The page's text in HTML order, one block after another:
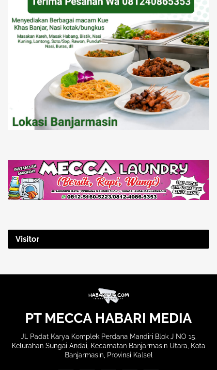
Visitor
PT MECCA HABARI MEDIA
JL Padat Karya Komplek Perdana Mandiri Blok J NO 15,
Kelurahan Sungai Andai, Kecamatan Banjarmasin Utara, Kota
Banjarmasin, Provinsi Kalsel